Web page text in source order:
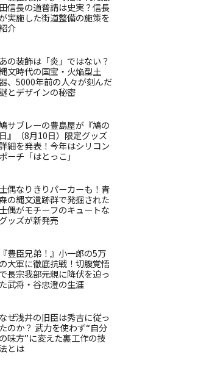
田信長の道普請は史実？信長
実施した街道整備の施策を
介
あの装飾は「炎」ではない？
文時代の国宝・火焔型土
、5000年前の人々が刻んだ
とデザインの秘密
サブレーの豊島屋が『鳩の
日』（8月10日）限定グッズ
細を発表！今年はシリコン
ポーチ「はとっこ」
土偶なりきりパーカーも！青
の縄文遺跡群で発掘された
土偶がモチーフのキュートな
グッズが新発売
『豊臣兄弟！』小一郎の5万
の大軍に徹底抗戦！切腹覚悟
で長宗我部元親に降伏を迫っ
た武将・谷忠澄の生涯
なぜ浅井の旧臣は秀吉に従っ
たのか？ 武力を使わず“自分
の味方”に変えた裏工作の技
とは